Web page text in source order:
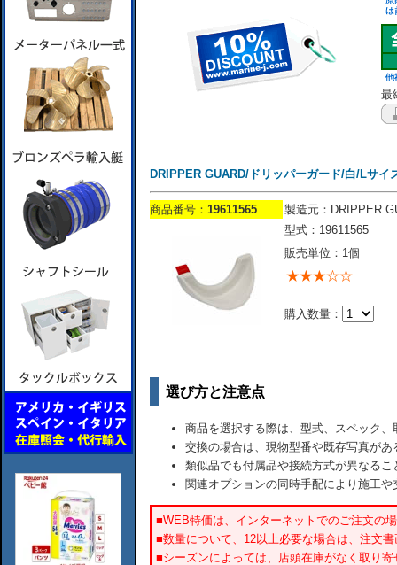
最
DRIPPER GUARD/ドリッパーガード/白/Lサイ
商品番号： 19611565
製造元：DRIPPER
型式：19611565
販売単位：1個
購入数量：
選び方と注意点
商品を選択する際は、型式、スペック
交換の場合は、現物型番や既存写真が
類似品でも付属品や接続方式が異なるこ
関連オプションの同時手配により施工
■WEB特価は、インターネットでのご注文の
■数量について、12以上必要な場合は、注文
■シーズンによっては、店頭在庫がなく取り